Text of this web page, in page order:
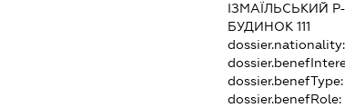
ІЗМАЇЛЬСЬКИЙ
БУДИНОК 111
dossier.benefType:
dossier.benefRole: